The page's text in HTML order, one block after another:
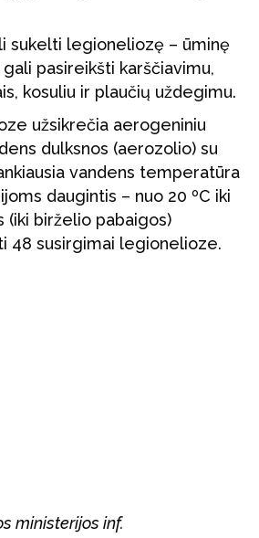
sukelti legioneliozę – ūminę
pasireikšti karščiavimu,
kosuliu ir plaučių uždegimu.
užsikrečia aerogeniniu
dulksnos (aerozolio) su
vandens temperatūra
daugintis – nuo 20 ºC iki
(iki birželio pabaigos)
48 susirgimai legionelioze.
ministerijos inf.